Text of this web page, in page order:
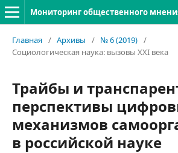
Главная / Архивы / № 6 (2019) /
Социологическая наука: вызовы XXI века
Трайбы и
перспективы
механизмов
в российской науке